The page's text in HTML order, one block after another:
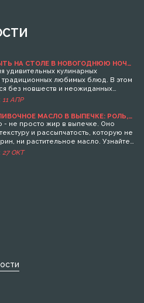
НА СТОЛЕ В НОВОГОДНЮЮ НОЧЬ
удивительных кулинарных
традиционных любимых блюд. В этом
без новшеств и неожиданных
столе. Узнайте, какие
Поделимся идеями для закусок,
чтобы ваш стол выглядел
что ваши рецепты
всех собравшихся в эту ночь.
11 АПР
МАСЛО В ВЫПЕЧКЕ: РОЛЬ,
МЕНЯЕТ ДЕСЕРТ
- не просто жир в выпечке. Оно
и рассыпчатость, которую не
ни растительное масло. Узнайте,
и как выбрать настоящее масло для
27 ОКТ